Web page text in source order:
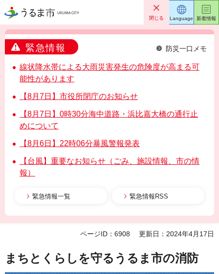
うるま市 閉じる
緊急情報 防災一口メモ
線状降水帯による大雨災害発生の危険度が高まる可
能性があります
【8月7日】市役所閉庁のお知らせ
【8月7日】0時30分海中道路・浜比嘉大橋の通行止
めについて
【8月6日】22時06分暴風警報発表
【台風】重要なお知らせ（ごみ、施設情報、市の情
報）
緊急情報一覧 緊急情報RSS
Language 新着情報
ページID：6908 更新日：2024年4月17日
まちとくらしを守るうるま市の消防